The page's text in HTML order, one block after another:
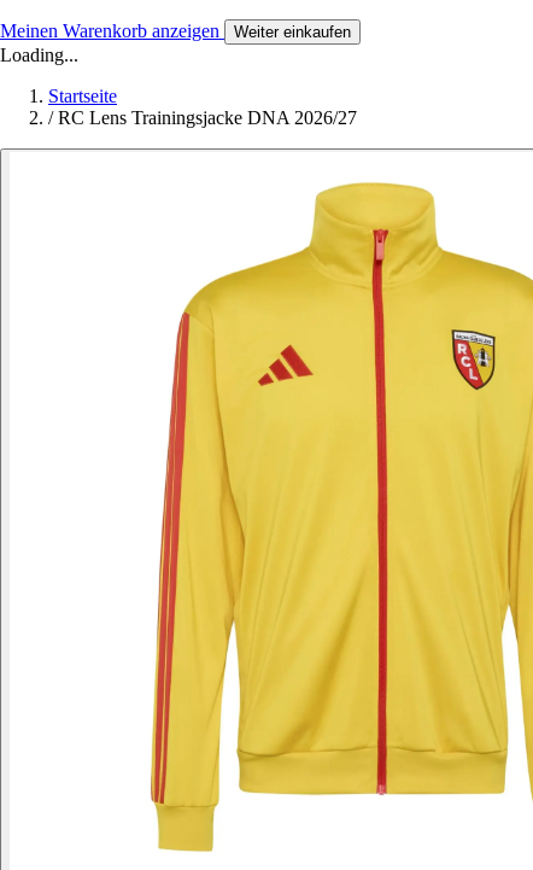
Meinen Warenkorb anzeigen Weiter einkaufen
Loading...
Startseite
/ RC Lens Trainingsjacke DNA 2026/27